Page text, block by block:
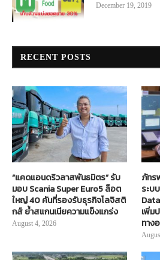
December 19, 2019
RECENT POSTS
“แคดแอนดริวลาสพันธมิตร” รับ
มอบ Scania Super Euro5 ล็อต
ใหญ่ 40 คันที่รองรับธุรกิจโลจิสติ
กส์ ย้ำสแกนเนียความแข็งแกร่ง
August 4, 2026
ภัทร
ระบ
เพิ่ม
ทาง